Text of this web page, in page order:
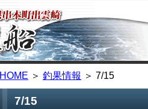
HOME ＞ 釣果情報 ＞ 7/15
7/15